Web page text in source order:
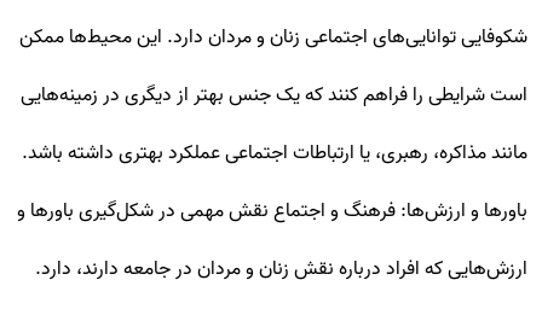
شکوفایی توانایی‌های اجتماعی زنان و مردان دارد. این محیط‌ها ممکن
است شرایطی را فراهم کنند که یک جنس بهتر از دیگری در زمینه‌هایی
مانند مذاکره، رهبری، یا ارتباطات اجتماعی عملکرد بهتری داشته باشد.
باورها و ارزش‌ها: فرهنگ و اجتماع نقش مهمی در شکل‌گیری باورها و
ارزش‌هایی که افراد درباره نقش زنان و مردان در جامعه دارند، دارد.